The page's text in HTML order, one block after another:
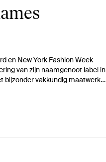
en New York Fashion Week
van zijn naamgenoot label in
bijzonder vakkundig maatwerk,
voor tijdloze Wayfarers,